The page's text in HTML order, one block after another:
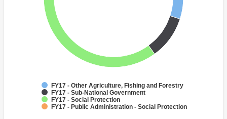
FY17 - Other Agriculture, Fishing and Forestry
FY17 - Sub-National Government
FY17 - Social Protection
FY17 - Public Administration - Social Protection